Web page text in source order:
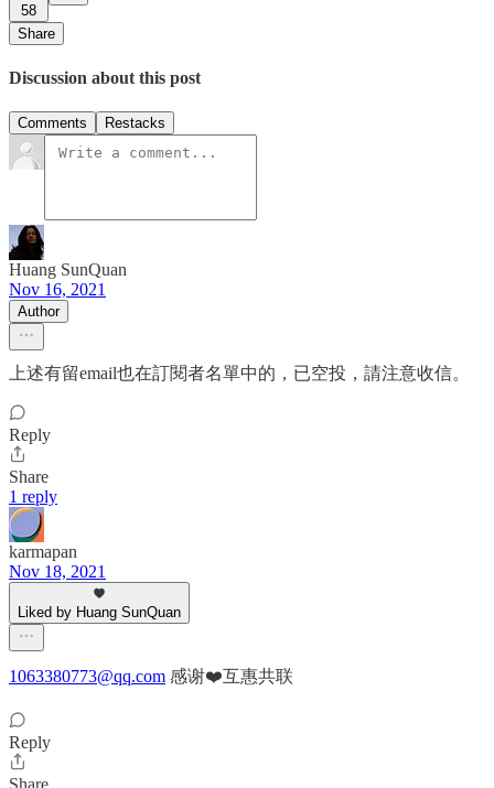
58
Share
Discussion about this post
Comments Restacks
Huang SunQuan
Nov 16, 2021
Author
上述有留email也在訂閱者名單中的，已空投，請注意收信。
Reply
Share
1 reply
karmapan
Nov 18, 2021
Liked by Huang SunQuan
1063380773@qq.com 感谢❤️互惠共联
Reply
Share